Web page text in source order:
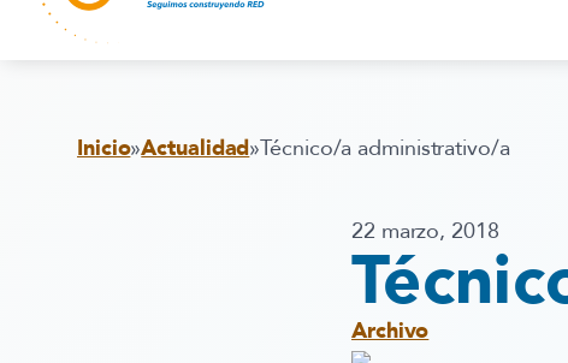
Acoge
Inicio»Actualidad»Técnico/a administrativo/a
22 marzo, 2018
Archivo